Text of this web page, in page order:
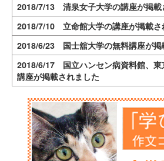
2018/7/13 清泉女子大学の講座が掲載
2018/7/10 立命館大学の講座が掲載さ
2018/6/23 国士舘大学の無料講座が掲
2018/6/17 国立ハンセン病資料館、東
講座が掲載されました